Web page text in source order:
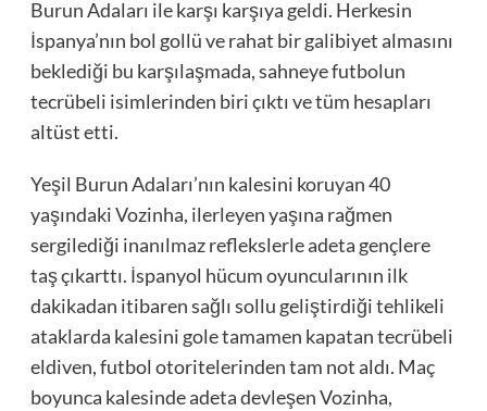
Burun Adaları ile karşı karşıya geldi. Herkesin
İspanya’nın bol gollü ve rahat bir galibiyet almasını
beklediği bu karşılaşmada, sahneye futbolun
tecrübeli isimlerinden biri çıktı ve tüm hesapları
altüst etti.
Yeşil Burun Adaları’nın kalesini koruyan 40
yaşındaki Vozinha, ilerleyen yaşına rağmen
sergilediği inanılmaz reflekslerle adeta gençlere
taş çıkarttı. İspanyol hücum oyuncularının ilk
dakikadan itibaren sağlı sollu geliştirdiği tehlikeli
ataklarda kalesini gole tamamen kapatan tecrübeli
eldiven, futbol otoritelerinden tam not aldı. Maç
boyunca kalesinde adeta devleşen Vozinha,